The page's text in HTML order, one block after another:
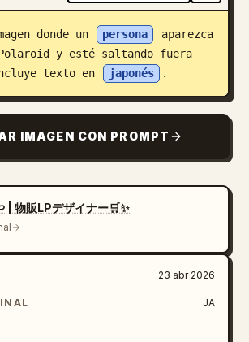
donde un persona
aparezca
y esté saltando fuera
texto en
japonés .
IMAGEN CON PROMPT
| 物販LPデザイナー🛒✨
23 abr 2026
JA